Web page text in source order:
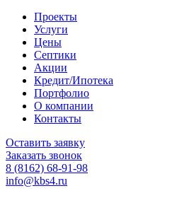
Проекты
Услуги
Цены
Септики
Акции
Кредит/Ипотека
Портфолио
О компании
Контакты
Оставить заявку
Заказать звонок
8 (8162) 68-91-98
info@kbs4.ru